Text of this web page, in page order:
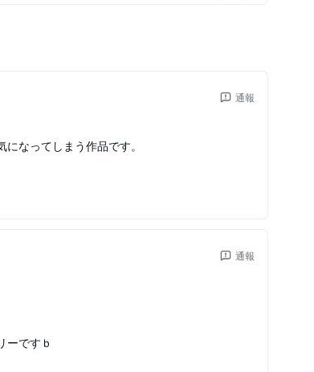
通報
なってしまう作品です。
通報
ーですｂ